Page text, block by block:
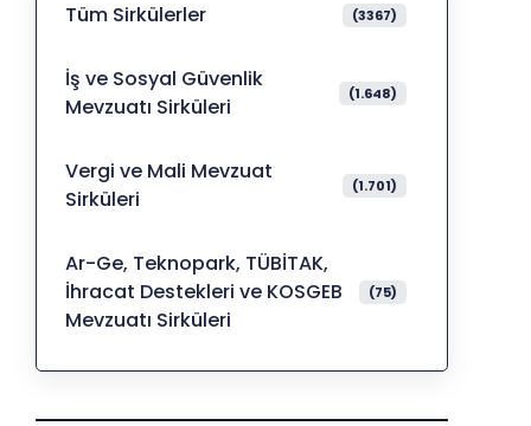
Tüm Sirkülerler (3367)
İş ve Sosyal Güvenlik
Mevzuatı Sirküleri
(1.648)
Vergi ve Mali Mevzuat
Sirküleri
(1.701)
Ar-Ge, Teknopark, TÜBİTAK,
İhracat Destekleri ve KOSGEB
Mevzuatı Sirküleri
(75)